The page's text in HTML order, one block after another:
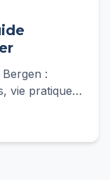
:
vie pratique